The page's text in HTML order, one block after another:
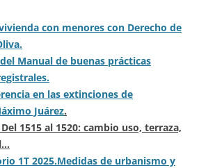
con menores con Derecho de
Manual de buenas prácticas
en las extinciones de
Juárez.
1515 al 1520: cambio uso, terraza,
1T 2025.Medidas de urbanismo y